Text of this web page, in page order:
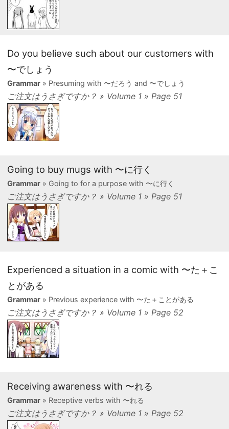
Do you believe such about our customers with
〜でしょう
Grammar» Presuming with 〜だろう and 〜でしょう
ご注文はうさぎですか？ » Volume 1 » Page 51
Going to buy mugs with 〜に行く
Grammar» Going to for a purpose with 〜に行く
ご注文はうさぎですか？ » Volume 1 » Page 51
Experienced a situation in a comic with 〜た＋こ
とがある
Grammar» Previous experience with 〜た＋ことがある
ご注文はうさぎですか？ » Volume 1 » Page 52
Receiving awareness with 〜れる
Grammar» Receptive verbs with 〜れる
ご注文はうさぎですか？ » Volume 1 » Page 52